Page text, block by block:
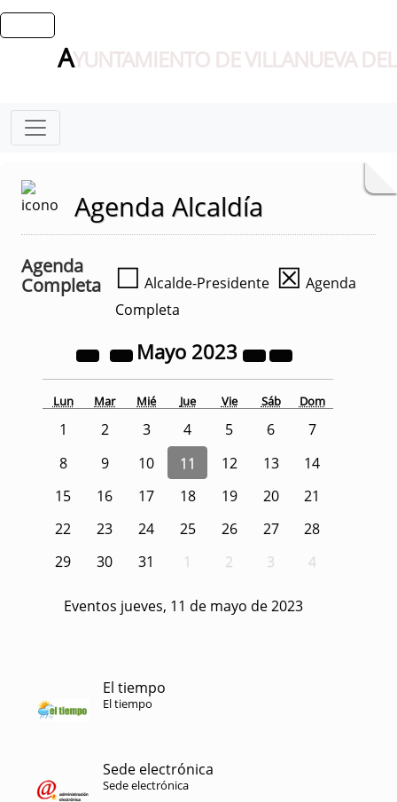
AYUNTAMIENTO DE VILLANUEVA
Agenda Alcaldía
Agenda
Completa
☐ Alcalde-Presidente ☒ Agenda
Completa
Mayo 2023
Lun Mar Mié Jue Vie Sáb Dom
1 2 3 4 5 6
7
8
9 10 11 12 13
14
15
16 17 18 19 20
21
22
23 24 25 26 27
28
29
30 31 1 2 3 4
Eventos jueves, 11 de mayo de 2023
El tiempo
El tiempo
Sede electrónica
Sede electrónica